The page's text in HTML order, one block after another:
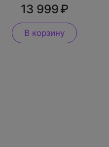
13 999
В корзину